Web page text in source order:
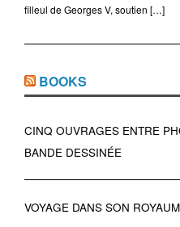
filleul de Georges V, soutien […]
BOOKS
CINQ OUVRAGES ENTRE
BANDE DESSINÉE
VOYAGE DANS SON